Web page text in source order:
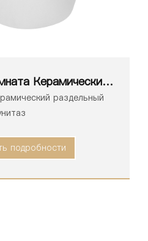
Керамический
раздельный
подробности